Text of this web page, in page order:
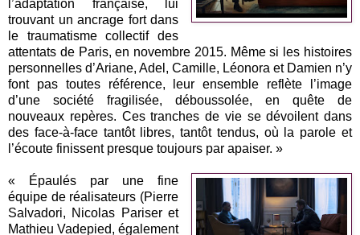
l’adaptation française, lui
trouvant un ancrage fort dans
le traumatisme collectif des
attentats de Paris, en novembre 2015. Même si les histoires
personnelles d’Ariane, Adel, Camille, Léonora et Damien n’y
font pas toutes référence, leur ensemble reflète l’image
d’une société fragilisée, déboussolée, en quête de
nouveaux repères. Ces tranches de vie se dévoilent dans
des face-à-face tantôt libres, tantôt tendus, où la parole et
l’écoute finissent presque toujours par apaiser. »
« Épaulés par une fine
équipe de réalisateurs (Pierre
Salvadori, Nicolas Pariser et
Mathieu Vadepied, également